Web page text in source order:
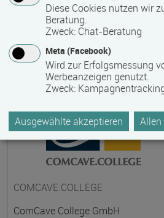
Kontakt
COMCAVE.COLLEGE
ComCave College GmbH
Diese Cookies nutzen wir
Beratung.
Zweck: Chat-Beratung
Meta (Facebook)
Wird zur Erfolgsmessung
Werbeanzeigen genutzt.
Zweck:
Ausgewählte akzeptieren